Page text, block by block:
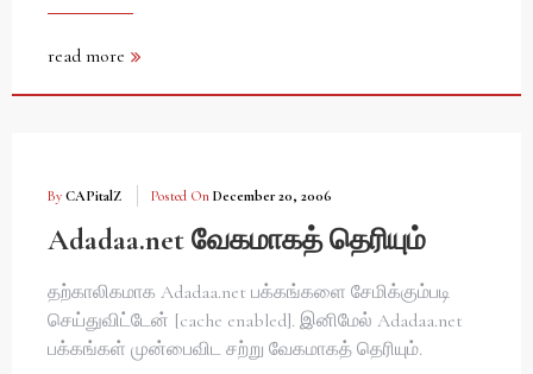
read more
By CAPitalZ Posted On December 20, 2006
Adadaa.net வேகமாகத் தெரியும்
தற்காலிகமாக Adadaa.net பக்கங்களை சேமிக்கும்படி
செய்துவிட்டேன் [cache enabled]. இனிமேல் Adadaa.net
பக்கங்கள் முன்பைவிட சற்று வேகமாகத் தெரியும்.